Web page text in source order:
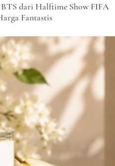
dari Halftime Show FIFA
Fantastis